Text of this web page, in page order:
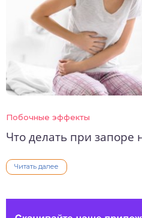
Побочные эффекты
Что делать при запоре
Читать далее